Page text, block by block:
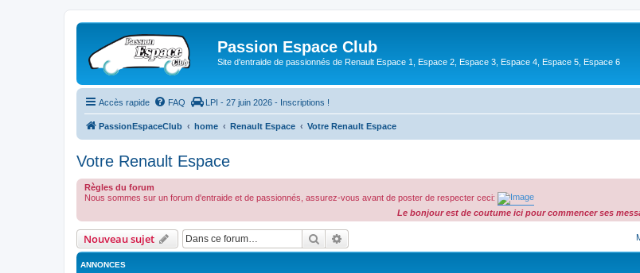
Passion Espace Club
Site d'entraide de passionnés de Renault Espace 1, Espace 2, Espace 3, Espace 4, Espace 5, Espace 6
Accès rapide FAQ LPI - 27 juin 2026 - Inscriptions !
PassionEspaceClub home Renault Espace Votre Renault Espace
Votre Renault Espace
Règles du forum
Nous sommes sur un forum d'entraide et de passionnés, assurez-vous avant de poster de respecter ceci:
Le bonjour est de coutume ici pour commencer ses
Nouveau sujet Rechercher
ANNONCES